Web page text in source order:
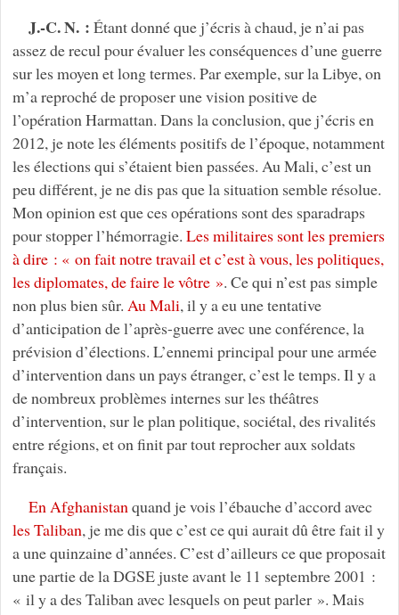
J.-C. N. : Étant donné que j’écris à chaud, je n’ai pas
assez de recul pour évaluer les conséquences d’une guerre
sur les moyen et long termes. Par exemple, sur la Libye, on
m’a reproché de proposer une vision positive de
l’opération Harmattan. Dans la conclusion, que j’écris en
2012, je note les éléments positifs de l’époque, notamment
les élections qui s’étaient bien passées. Au Mali, c’est un
peu différent, je ne dis pas que la situation semble résolue.
Mon opinion est que ces opérations sont des sparadraps
pour stopper l’hémorragie. Les militaires sont les premiers
à dire : « on fait notre travail et c’est à vous, les politiques,
les diplomates, de faire le vôtre ». Ce qui n’est pas simple
non plus bien sûr. Au Mali, il y a eu une tentative
d’anticipation de l’après-guerre avec une conférence, la
prévision d’élections. L’ennemi principal pour une armée
d’intervention dans un pays étranger, c’est le temps. Il y a
de nombreux problèmes internes sur les théâtres
d’intervention, sur le plan politique, sociétal, des rivalités
entre régions, et on finit par tout reprocher aux soldats
français.
En Afghanistan quand je vois l’ébauche d’accord avec
les Taliban, je me dis que c’est ce qui aurait dû être fait il y
a une quinzaine d’années. C’est d’ailleurs ce que proposait
une partie de la DGSE juste avant le 11 septembre 2001 :
« il y a des Taliban avec lesquels on peut parler ». Mais